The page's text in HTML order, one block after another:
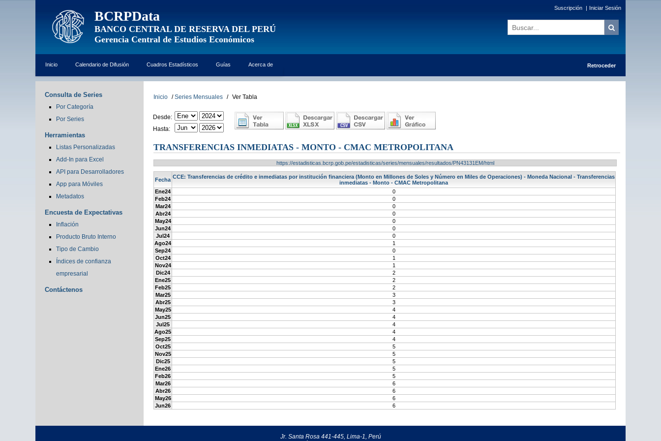
BCRPData
BANCO CENTRAL DE RESERVA DEL PERÚ
Gerencia Central de Estudios Económicos
Suscripción | Iniciar Sesión
Inicio Calendario de Difusión Cuadros Estadísticos Guías Acerca de Retroceder
Consulta de Series
Por Categoría
Por Series
Herramientas
Listas Personalizadas
Add-In para Excel
API para Desarrolladores
App para Móviles
Metadatos
Encuesta de Expectativas
Inflación
Producto Bruto Interno
Tipo de Cambio
Índices de confianza
empresarial
Contáctenos
Inicio / Series Mensuales / Ver Tabla
Desde:
Hasta:
TRANSFERENCIAS INMEDIATAS - MONTO - CMAC METROPOLITANA
https://estadisticas.bcrp.gob.pe/estadisticas/series/mensuales/resultados/PN43131EM/html
Fecha CCE: Transferencias de crédito e inmediatas por institución financiera (Monto en Millones de Soles y Número en Miles de Operaciones) - Moneda Nacional - Transferencias
inmediatas - Monto - CMAC Metropolitana
Ene24
0
Feb24
0
Mar24
0
Abr24
0
May24
0
Jun24
0
Jul24
0
Ago24
1
Sep24
0
Oct24
1
Nov24
1
Dic24
2
Ene25
2
Feb25
2
Mar25
3
Abr25
3
May25
4
Jun25
4
Jul25
4
Ago25
4
Sep25
4
Oct25
5
Nov25
5
Dic25
5
Ene26
5
Feb26
5
Mar26
6
Abr26
6
May26
6
Jun26
6
Jr. Santa Rosa 441-445, Lima-1, Perú